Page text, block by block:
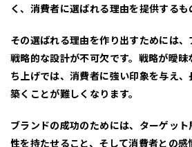
く、 消費者に選ばれる理由を提供するも
その選ばれる理由を作り出すためには
戦略的な設計が不可欠です。戦略が曖
ち上げでは、消費者に強い印象を与え
築くことが難しくなります。
ブランドの成功のためには、ターゲッ
性を持たせること、そして消費者との